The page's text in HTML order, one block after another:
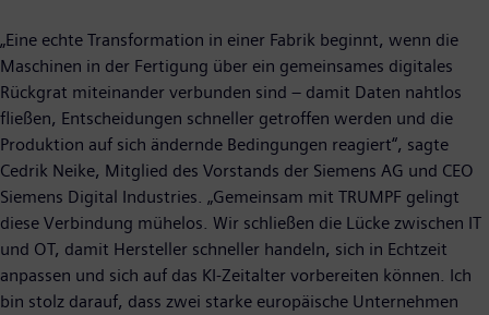
„Eine echte Transformation in einer Fabrik beginnt, wenn die
Maschinen in der Fertigung über ein gemeinsames digitales
Rückgrat miteinander verbunden sind – damit Daten nahtlos
fließen, Entscheidungen schneller getroffen werden und die
Produktion auf sich ändernde Bedingungen reagiert“, sagte
Cedrik Neike, Mitglied des Vorstands der Siemens AG und CEO
Siemens Digital Industries. „Gemeinsam mit TRUMPF gelingt
diese Verbindung mühelos. Wir schließen die Lücke zwischen IT
und OT, damit Hersteller schneller handeln, sich in Echtzeit
anpassen und sich auf das KI-Zeitalter vorbereiten können. Ich
bin stolz darauf, dass zwei starke europäische Unternehmen